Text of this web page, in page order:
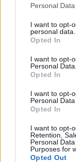
Personal
I want to opt-
personal data.
Opted In
I want to opt-
Personal Data.
Opted In
I want to opt-
Personal
Opted In
I want to opt-
Retention,
Personal
Purposes for
Opted Out